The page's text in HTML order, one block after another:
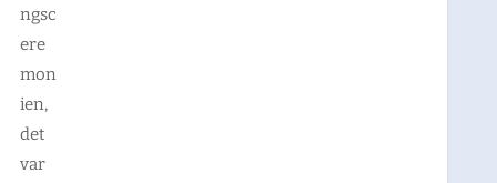
ngsc
ere
mon
ien,
det
var